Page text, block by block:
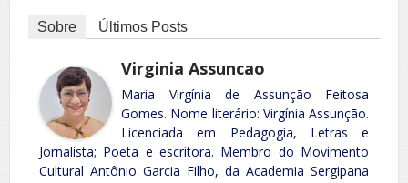
Sobre Últimos Posts
Virginia Assuncao
Maria Virgínia de Assunção Feitosa
Gomes. Nome literário: Virgínia Assunção.
Licenciada em Pedagogia, Letras e
Jornalista; Poeta e escritora. Membro do Movimento
Cultural Antônio Garcia Filho, da Academia Sergipana